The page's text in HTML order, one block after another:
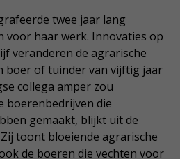
twee jaar lang
voor haar werk. Innovaties op
veranderen de agrarische
boer of tuinder van vijftig jaar
collega amper zou
boerenbedrijven die
gemaakt, blijkt uit de
toont bloeiende agrarische
de boeren die vechten voor